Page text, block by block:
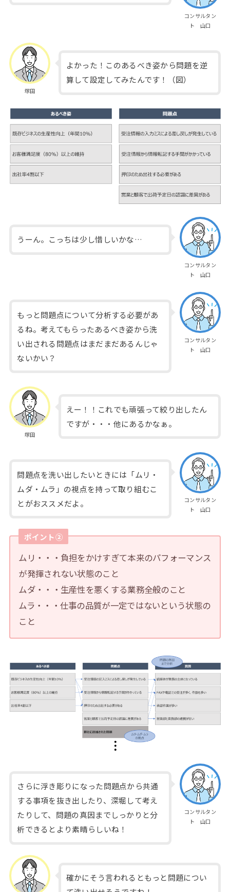
コンサルタン
ト 山口
塚田
よかった！このあるべき姿から問題を逆
算して設定してみたんです！（図）
コンサルタン
ト 山口
うーん。こっちは少し惜しいかな…
コンサルタン
ト 山口
もっと問題点について分析する必要があ
るね。考えてもらったあるべき姿から洗
い出される問題点はまだまだあるんじゃ
ないかい？
塚田
えー！！これでも頑張って絞り出したん
ですが・・・他にあるかなぁ。
コンサルタン
ト 山口
問題点を洗い出したいときには「ムリ・
ムダ・ムラ」の視点を持って取り組むこ
とがおススメだよ。
ポイント②
ムリ・・・負担をかけすぎて本来のパフォーマンス
が発揮されない状態のこと
ムダ・・・生産性を悪くする業務全般のこと
ムラ・・・仕事の品質が一定ではないという状態の
こと
コンサルタン
ト 山口
さらに浮き彫りになった問題点から共通
する事項を抜き出したり、深堀して考え
たりして、問題の真因までしっかりと分
析できるとより素晴らしいね！
確かにそう言われるともっと問題につい